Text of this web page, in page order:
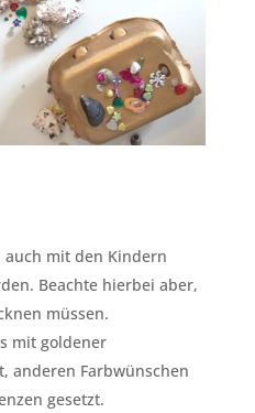
auch mit den Kindern
Beachte hierbei aber,
müssen.
mit goldener
anderen Farbwünschen
gesetzt.